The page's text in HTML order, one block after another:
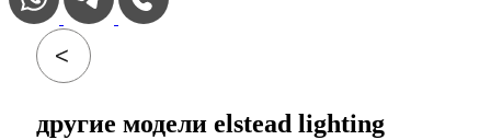
другие модели elstead lighting